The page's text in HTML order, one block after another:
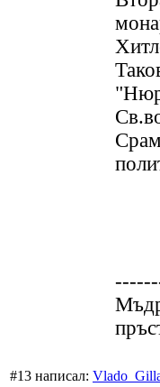
#13 написал: